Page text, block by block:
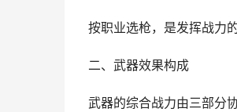
按职业选枪，是发挥战力
二、武器效果构成
武器的综合战力由三部分